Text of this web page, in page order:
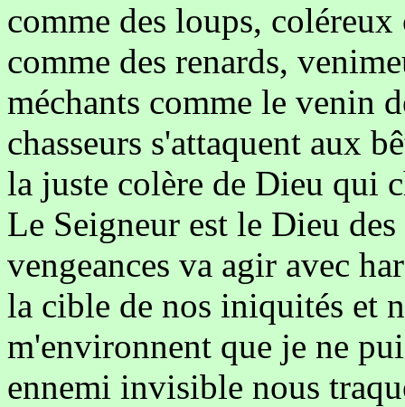
comme des loups,
comme des renards,
méchants comme le venin
chasseurs s'attaquent aux
la juste colère de Dieu qui
Le Seigneur est le Dieu
vengeances va agir avec
la cible de nos iniquités et
m'environnent que je ne
ennemi invisible nous